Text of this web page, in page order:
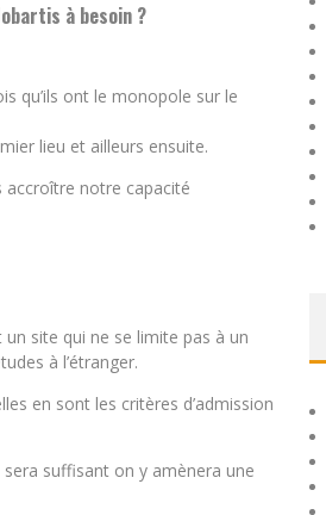
à besoin ?
qu’ils ont le monopole sur le
lieu et ailleurs ensuite.
accroître notre capacité
site qui ne se limite pas à un
à l’étranger.
en sont les critères d’admission
suffisant on y amènera une